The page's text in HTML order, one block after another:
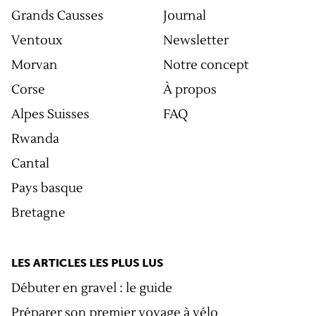
Grands Causses
Ventoux
Morvan
Corse
Alpes Suisses
Rwanda
Cantal
Pays basque
Bretagne
Journal
Newsletter
Notre concept
À propos
FAQ
LES ARTICLES LES PLUS LUS
Débuter en gravel : le guide
Préparer son premier voyage à vélo